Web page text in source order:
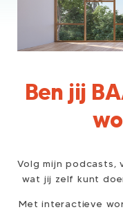
Ben jij
Volg mijn podcasts,
wat jij zelf kunt
Met interactieve